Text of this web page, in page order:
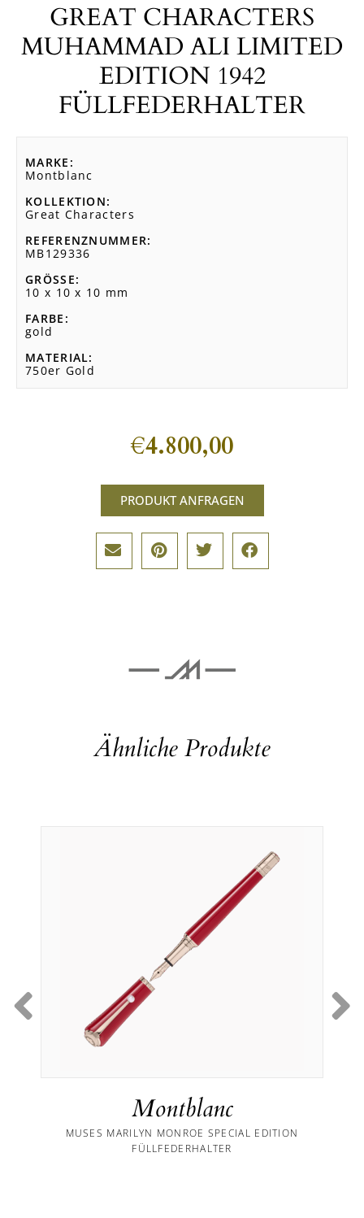
GREAT CHARACTERS
MUHAMMAD ALI LIMITED
EDITION 1942
FÜLLFEDERHALTER
MARKE
Montblanc
KOLLEKTION
Great Characters
REFERENZNUMMER
MB129336
GRÖSSE
10 x 10 x 10 mm
FARBE
gold
MATERIAL
750er Gold
€4.800,00
PRODUKT ANFRAGEN
Ähnliche Produkte
Montblanc
MUSES MARILYN MONROE SPECIAL EDITION
FÜLLFEDERHALTER